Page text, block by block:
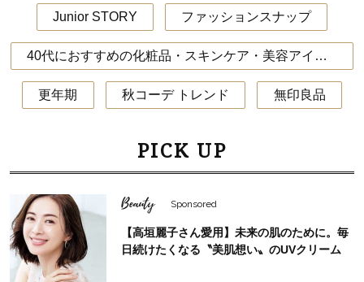
Junior STORY ファッションスナップ
40代におすすめの化粧品・スキンケア・美容アイテム
更年期 秋コーデ トレンド 無印良品
PICK UP
Beauty Sponsored
【高垣麗子さん愛用】未来の肌のために。毎
日続けたくなる〝美肌想い〟のUVクリーム